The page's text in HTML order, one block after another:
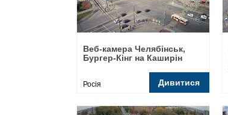
Веб-камера Челябінськ,
Бургер-Кінг на Каширін
Росія Дивитися